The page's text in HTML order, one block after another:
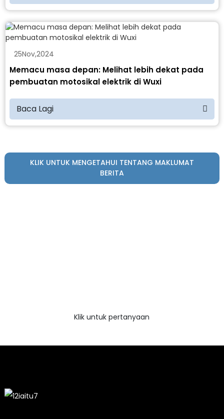
25Nov,2024
Memacu masa depan: Melihat lebih dekat pada
pembuatan motosikal elektrik di Wuxi
Baca Lagi
KLIK UNTUK MENGETAHUI TENTANG MAKLUMAT
BERITA
Klik untuk pertanyaan